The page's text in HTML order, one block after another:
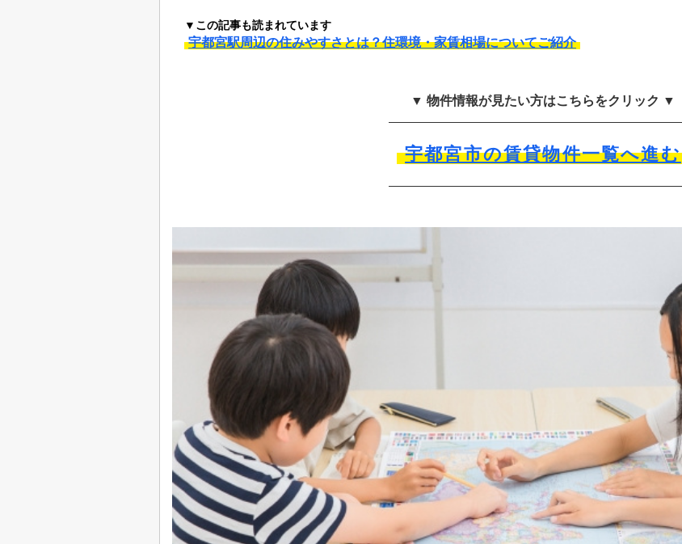
▼この記事も読まれています
宇都宮駅周辺の住みやすさとは？住環境・家賃相場についてご紹介
▼ 物件情報が見たい方はこちらをクリック ▼
宇都宮市の賃貸物件一覧へ進む